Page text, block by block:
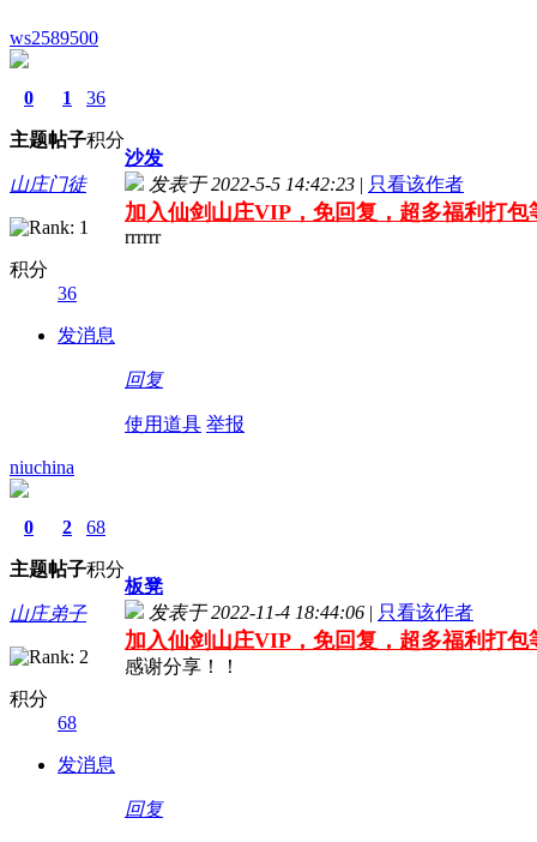
ws2589500
0
主题
1
帖子
36
积分
山庄门徒
积分
36
发消息
沙发
发表于 2022-5-5 14:42:23 | 只看该作者
加入仙剑山庄VIP，免回复，超多福利打包
rrrrrr
回复
使用道具 举报
niuchina
0
主题
2
帖子
68
积分
山庄弟子
积分
68
发消息
板凳
发表于 2022-11-4 18:44:06 | 只看该作者
加入仙剑山庄VIP，免回复，超多福利打包
感谢分享！！
回复